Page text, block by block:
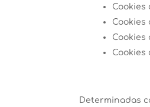
Cookies
Determinadas